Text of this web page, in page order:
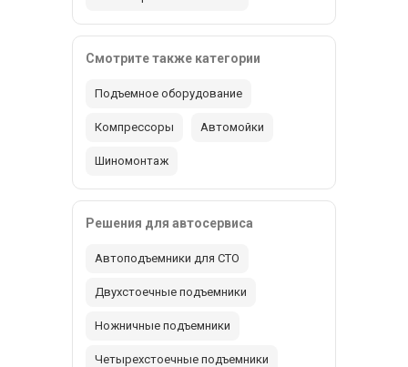
Смотрите также категории
Подъемное оборудование
Компрессоры Автомойки
Шиномонтаж
Решения для автосервиса
Автоподъемники для СТО
Двухстоечные подъемники
Ножничные подъемники
Четырехстоечные подъемники